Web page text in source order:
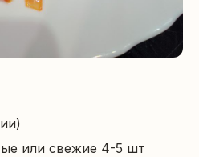
или свежие 4-5 шт